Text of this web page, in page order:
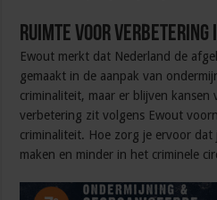
Ruimte voor verbetering
Ewout merkt dat Nederland de
gemaakt in de aanpak van
criminaliteit, maar er blijven
verbetering zit volgens Ewout
criminaliteit. Hoe zorg je ervoor dat
maken en minder in het criminele